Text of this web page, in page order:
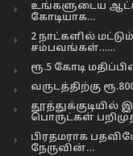
உங்களுடைய
கோடியாக…
2 நாட்களில்
சம்பவங்கள்……
ரூ.5 கோடி
வருடத்திற்கு
பொருட்கள்
பிரதமராக
நேருவின்…